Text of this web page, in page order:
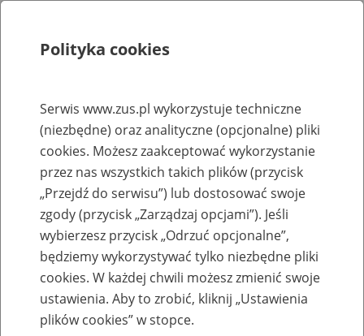
Rejestry, ewidencje i archiwa
Baza zlikwidowanych lub
przekształconych zakładów pracy
Nazwa zakładu pracy:
Polityka cookies
Serwis www.zus.pl wykorzystuje techniczne
(niezbędne) oraz analityczne (opcjonalne) pliki
cookies. Możesz zaakceptować wykorzystanie
przez nas wszystkich takich plików (przycisk
„Przejdź do serwisu”) lub dostosować swoje
zgody (przycisk „Zarządzaj opcjami”). Jeśli
wybierzesz przycisk „Odrzuć opcjonalne”,
będziemy wykorzystywać tylko niezbędne pliki
cookies. W każdej chwili możesz zmienić swoje
ustawienia. Aby to zrobić, kliknij „Ustawienia
plików cookies” w stopce.